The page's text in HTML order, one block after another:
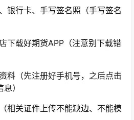
行卡、手写签名照（手写签名
载好期货APP（注意别下载错
（先注册好手机号，之后点击
）
关证件上传不能缺边、不能模